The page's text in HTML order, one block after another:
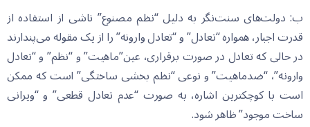
ب: دولت‌های سنت‌نگر به دلیل “نظم مصنوع” ناشی از استفاده از
قدرت اجبار، همواره “تعادل” و “تعادل وارونه” را از یک مقوله می‌پندارند
در حالی که تعادل در صورت برقراری، عین”ماهیت” و “نظم” و “تعادل
وارونه”، “ضدماهیت” و نوعی “نظم بخشی ساختگی” است که ممکن
است با کوچکترین اشاره، به صورت “عدم تعادل قطعی” و “ویرانی
ساخت موجود” ظاهر شود.